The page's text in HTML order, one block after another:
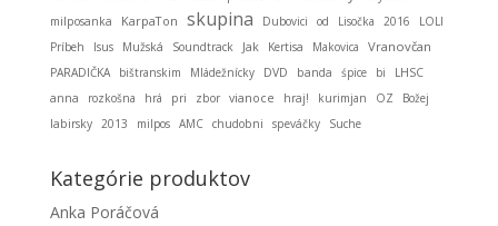
milposanka
KarpaTon skupina Dubovici od Lisočka 2016
LOLI
Príbeh
Isus Mužská Soundtrack Jak Kertisa Makovica Vranovčan
PARADIČKA bištranskim Mládežnícky DVD banda śpice bi
LHSC
anna
rozkošna hrá pri zbor vianoce hraj! kurimjan OZ
Božej
labirsky
2013 milpos AMC chudobni speváčky Suche
Kategórie produktov
Anka Poráčová